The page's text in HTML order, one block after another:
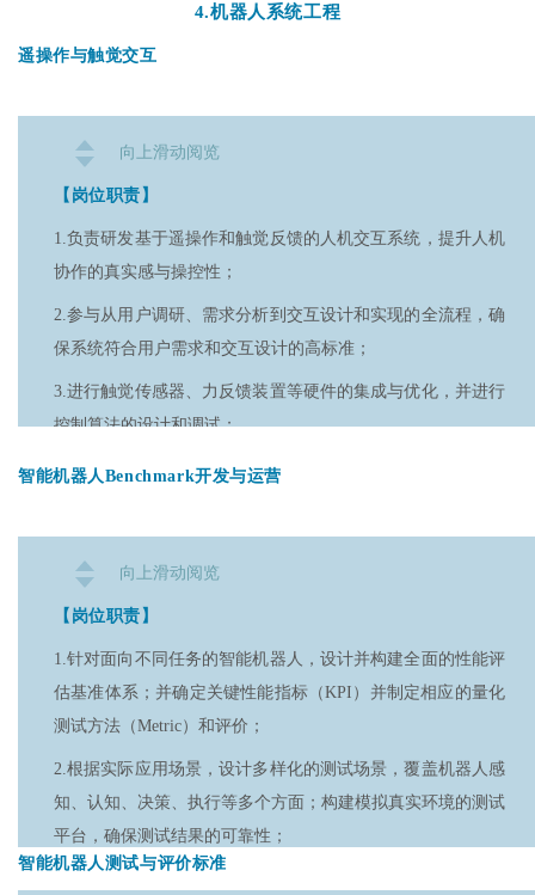
1.
2.了解 CUDA 并行计算框架，有使用 CUDA 实现自定义算子
的项目经验；
3.了解模型裁剪、量化原理，有边缘部署的项目经验。
SIGGRAPH Asia等顶级会议或TPAMI、ToG、TIP等顶级期刊
上发表论文者优先。
学等相关专业背景，扎实的计算机视觉、图像处理和机器学习
基础；
算法，熟悉TensorFlow或PyTorch等框架；
3.有质检应用的工业视觉算法研发经验优先；
4.精通Python或C++，具备算法实现和优化能力，熟悉图像预
处理和数据标注，善于处理大规模数据；
5.紧跟视觉和深度学习前沿技术，具备独立研究能力，能将新
技术应用于项目。
4.机器人系统工程
遥操作与触觉交互
向上滑动阅览
【岗位职责】
1.负责研发基于遥操作和触觉反馈的人机交互系统，提升人机
协作的真实感与操控性；
2.参与从用户调研、需求分析到交互设计和实现的全流程，确
保系统符合用户需求和交互设计的高标准；
3.进行触觉传感器、力反馈装置等硬件的集成与优化，并进行
控制算法的设计和调试；
4.探索新兴触觉技术与远程操控模式的应用；
【岗位要求】
1.本科及以上学历，机械工程、电气工程、计算机科学、人机
交互等相关专业；
2.熟悉触觉反馈系统、力觉传感器、遥操作控制等相关技术，
有实际项目经验者优先；
3.具备良好的编程能力，熟练掌握C++、Python或Matlab，了
解ROS系统者优先；
4.具有控制系统设计、实时数据处理和触觉交互系统的研究或
智能机器人Benchmark开发与运营
向上滑动阅览
【岗位职责】
1.针对面向不同任务的智能机器人，设计并构建全面的性能评
估基准体系；并确定关键性能指标（KPI）并制定相应的量化
测试方法（Metric）和评价；
2.根据实际应用场景，设计多样化的测试场景，覆盖机器人感
知、认知、决策、执行等多个方面；构建模拟真实环境的测试
平台，确保测试结果的可靠性；
智能机器人测试与评价标准